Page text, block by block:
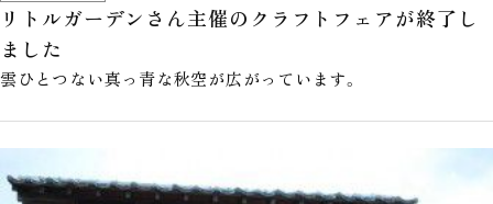
リトルガーデンさん主催のクラフトフェアが終了し
ました
雲ひとつない真っ青な秋空が広がっています。